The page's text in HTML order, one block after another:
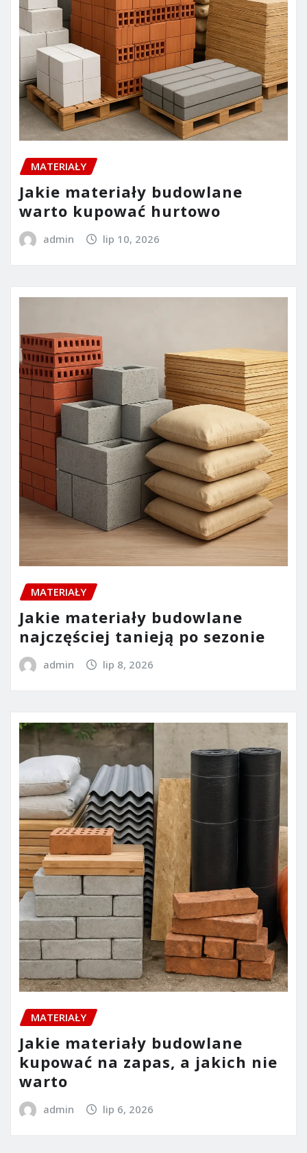
MATERIAŁY
Jakie materiały budowlane
warto kupować hurtowo
admin lip 10, 2026
MATERIAŁY
Jakie materiały budowlane
najczęściej tanieją po sezonie
admin lip 8, 2026
MATERIAŁY
Jakie materiały budowlane
kupować na zapas, a jakich nie
warto
admin lip 6, 2026